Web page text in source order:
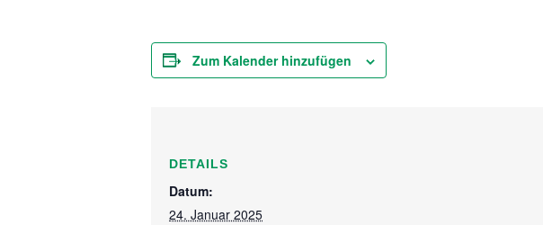
Zum Kalender hinzufügen
DETAILS
Datum:
24. Januar 2025